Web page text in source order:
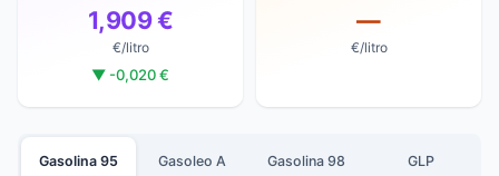
1,909 €
€/litro
▼ -0,020 €
—
€/litro
Gasolina 95 Gasoleo A Gasolina 98 GLP